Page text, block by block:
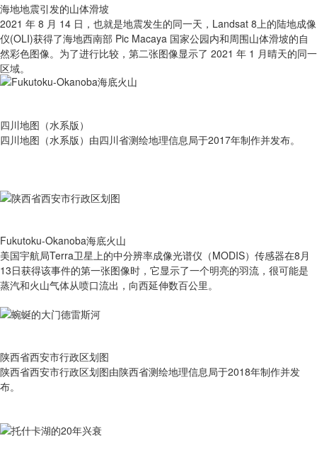
海地地震引发的山体滑坡
2021 年 8 月 14 日，也就是地震发生的同一天，Landsat 8上的陆地成像
仪(OLI)获得了海地西南部 Pic Macaya 国家公园内和周围山体滑坡的自
然彩色图像。为了进行比较，第二张图像显示了 2021 年 1 月晴天的同一
区域。
四川地图（水系版）
四川地图（水系版）由四川省测绘地理信息局于2017年制作并发布。
Fukutoku-Okanoba海底火山
美国宇航局Terra卫星上的中分辨率成像光谱仪（MODIS）传感器在8月
13日获得该事件的第一张图像时，它显示了一个明亮的羽流，很可能是
蒸汽和火山气体从喷口流出，向西延伸数百公里。
陕西省西安市行政区划图
陕西省西安市行政区划图由陕西省测绘地理信息局于2018年制作并发
布。